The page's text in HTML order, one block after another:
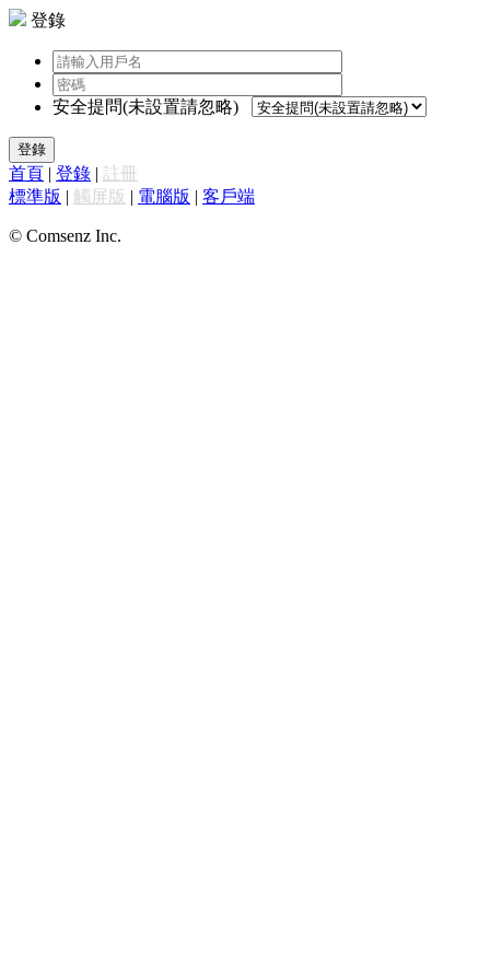
登錄
安全提問(未設置請忽略)
登錄
首頁 | 登錄 | 註冊
標準版 | 觸屏版 | 電腦版 | 客戶端
© Comsenz Inc.